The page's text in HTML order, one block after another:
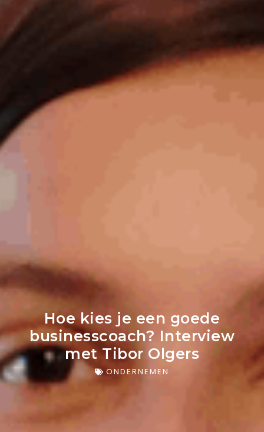
Hoe kies je een goede
businesscoach? Interview
met Tibor Olgers
ONDERNEMEN